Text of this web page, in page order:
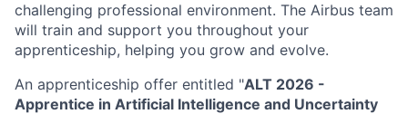
challenging professional environment. The Airbus team
will train and support you throughout your
apprenticeship, helping you grow and evolve.
An apprenticeship offer entitled "ALT 2026 -
Apprentice in Artificial Intelligence and Uncertainty